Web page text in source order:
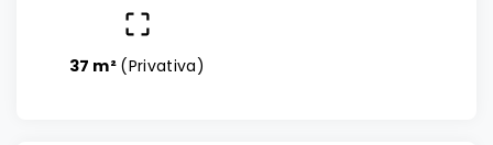
37 m² (Privativa)